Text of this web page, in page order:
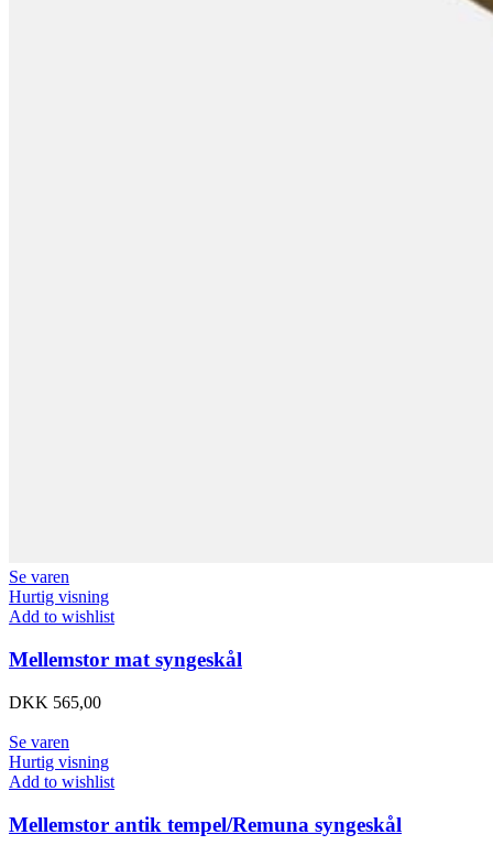
Se varen
Hurtig visning
Add to wishlist
Mellemstor mat syngeskål
DKK 565,00
Se varen
Hurtig visning
Add to wishlist
Mellemstor antik tempel/Remuna syngeskål